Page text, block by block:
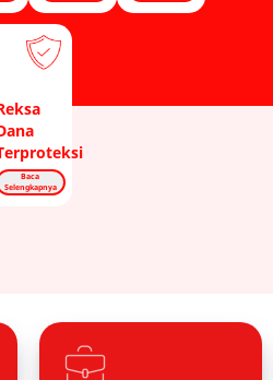
Baca
Selengkapnya